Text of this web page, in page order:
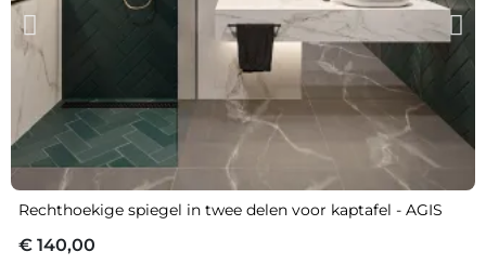
Rechthoekige spiegel in twee delen voor kaptafel - AGIS
€ 140,00